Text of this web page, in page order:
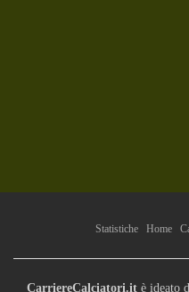
Statistiche Home
CarriereCalciatori.it è ideato